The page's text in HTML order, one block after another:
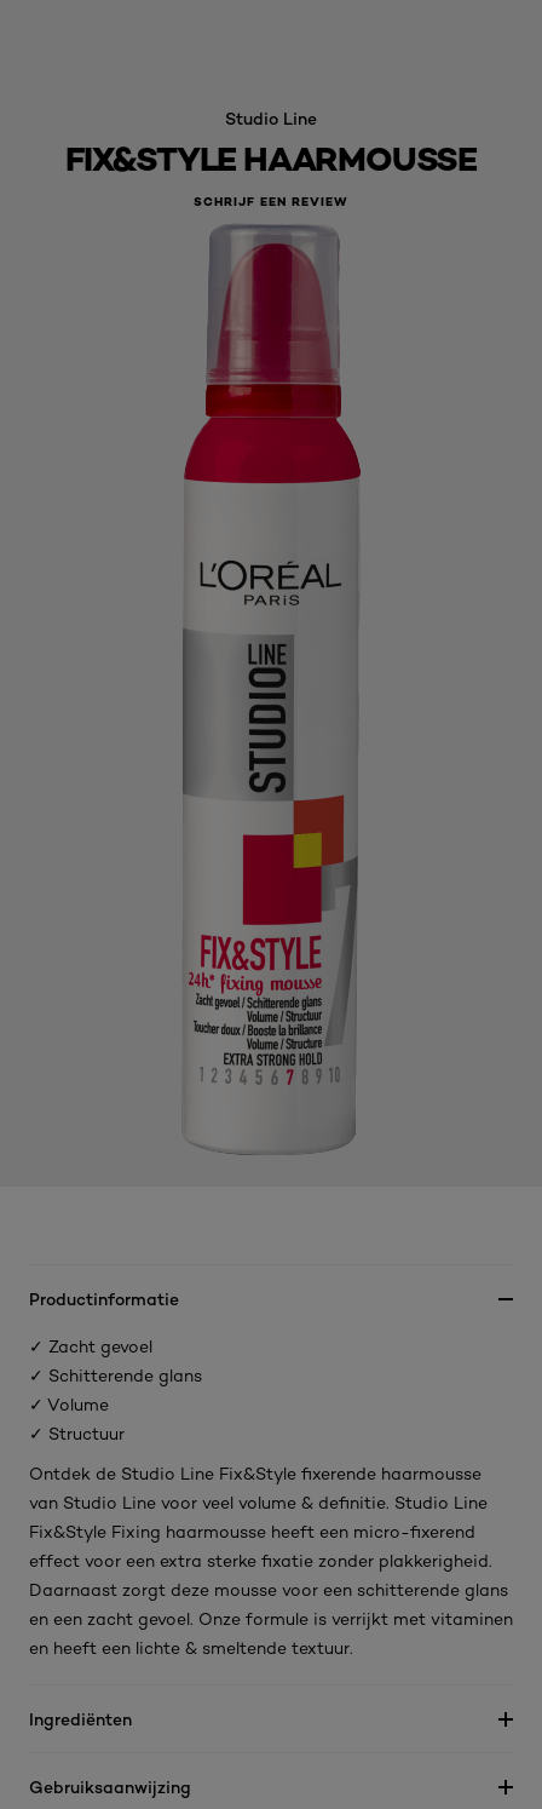
Studio Line
FIX&STYLE HAARMOUSSE
SCHRIJF EEN REVIEW
Productinformatie
✓ Zacht gevoel
✓ Schitterende glans
✓ Volume
✓ Structuur
Ontdek de Studio Line Fix&Style fixerende haarmousse
van Studio Line voor veel volume & definitie. Studio Line
Fix&Style Fixing haarmousse heeft een micro-fixerend
effect voor een extra sterke fixatie zonder plakkerigheid.
Daarnaast zorgt deze mousse voor een schitterende glans
en een zacht gevoel. Onze formule is verrijkt met vitaminen
en heeft een lichte & smeltende textuur.
Ingrediënten
Gebruiksaanwijzing